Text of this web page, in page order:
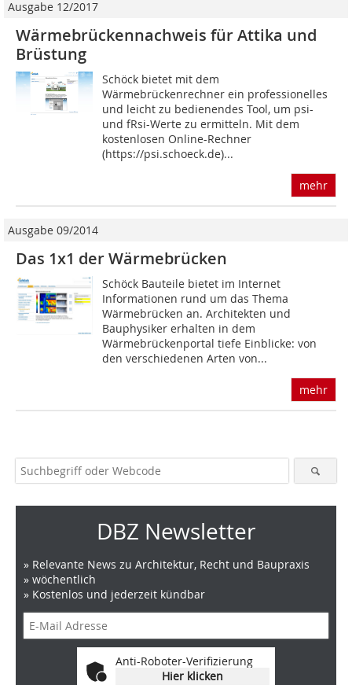
Ausgabe 12/2017
Wärmebrückennachweis für Attika und
Brüstung
Schöck bietet mit dem
Wärmebrückenrechner ein professionelles
und leicht zu bedienendes Tool, um psi-
und fRsi-Werte zu ermitteln. Mit dem
kostenlosen Online-Rechner
(https://psi.schoeck.de)...
mehr
Ausgabe 09/2014
Das 1x1 der Wärmebrücken
Schöck Bauteile bietet im Internet
Informationen rund um das Thema
Wärmebrücken an. Architekten und
Bauphysiker erhalten in dem
Wärmebrückenportal tiefe Einblicke: von
den verschiedenen Arten von...
mehr
DBZ Newsletter
» Relevante News zu Architektur, Recht und Baupraxis
» wöchentlich
» Kostenlos und jederzeit kündbar
Anti-Roboter-Verifizierung
Hier klicken